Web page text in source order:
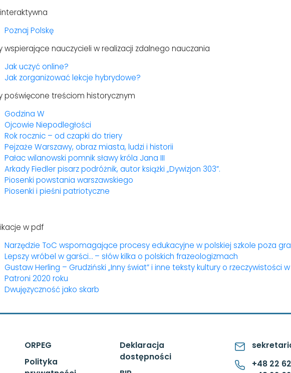
Poznaj Polskę
wspierające nauczycieli w realizacji zdalnego nauczania
Jak uczyć online?
Jak zorganizować lekcje hybrydowe?
poświęcone treściom historycznym
Godzina W
Ojcowie Niepodległości
Rok rocznic – od czapki do triery
Pejzaże Warszawy, obraz miasta, ludzi i historii
Pałac wilanowski pomnik sławy króla Jana III
Arkady Fiedler pisarz podróżnik, autor książki „Dywizjon 303”.
Piosenki powstania warszawskiego
Piosenki i pieśni patriotyczne
w pdf
Narzędzie ToC wspomagające procesy edukacyjne w polskiej szkole poza
Lepszy wróbel w garści… – słów kilka o polskich frazeologizmach
Gustaw Herling – Grudziński „Inny świat” i inne teksty kultury o rzeczywistości
Patroni 2020 roku
Dwujęzyczność jako skarb
ORPEG
Polityka
Deklaracja
dostępności
+48 22